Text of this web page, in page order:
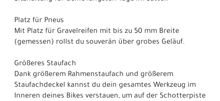
Platz für Pneus
Mit Platz für Gravelreifen mit bis zu 50 mm Breite
(gemessen) rollst du souverän über grobes Geläuf.
Größeres Staufach
Dank größerem Rahmenstaufach und größerem
Staufachdeckel kannst du dein gesamtes Werkzeug im
Inneren deines Bikes verstauen, um auf der Schotterpiste